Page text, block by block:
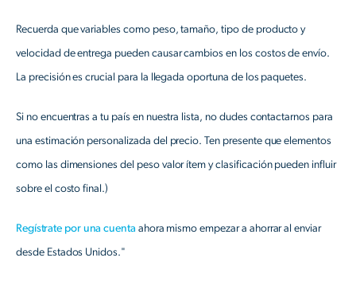
Recuerda que variables como peso, tamaño, tipo de producto y
velocidad de entrega pueden causar cambios en los costos de envío.
La precisión es crucial para la llegada oportuna de los paquetes.
Si no encuentras a tu país en nuestra lista, no dudes contactarnos para
una estimación personalizada del precio. Ten presente que elementos
como las dimensiones del peso valor ítem y clasificación pueden influir
sobre el costo final.)
Regístrate por una cuenta ahora mismo empezar a ahorrar al enviar
desde Estados Unidos."